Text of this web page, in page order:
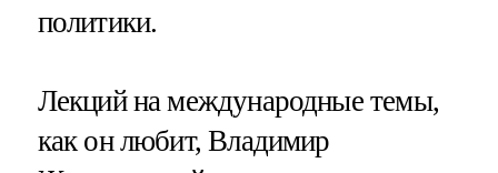
политики.
Лекций на международные темы,
как он любит, Владимир